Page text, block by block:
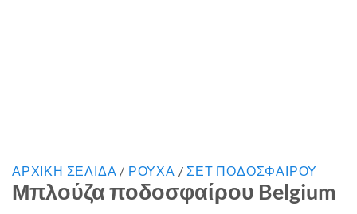
ΑΡΧΙΚΉ ΣΕΛΊΔΑ / ΡΟΥΧΑ / ΣΕΤ ΠΟΔΟΣΦΑΙΡΟΥ
Μπλούζα ποδοσφαίρου Belgium